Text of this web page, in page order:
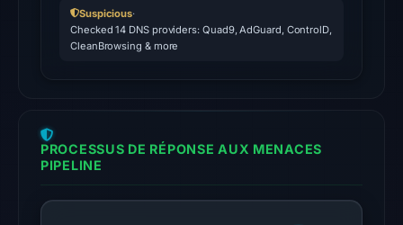
at
03:09
flagged
domain
Suspicious·
Checked 14 DNS providers: Quad9, AdGuard, ControlD,
CleanBrowsing & more
PROCESSUS DE RÉPONSE AUX MENACES
PIPELINE